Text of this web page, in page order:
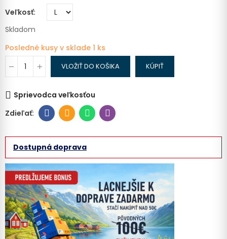
Veľkosť
Skladom
Posledné kusy v sklade 1 ks
VLOŽIŤ DO KOŠIKA KÚPIŤ
Sprievodca veľkosťou
Dostupná doprava